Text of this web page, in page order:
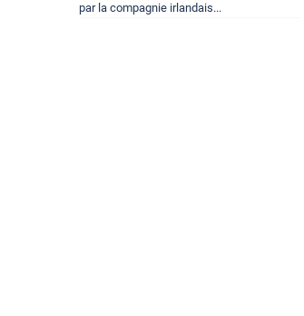
par la compagnie irlandais...